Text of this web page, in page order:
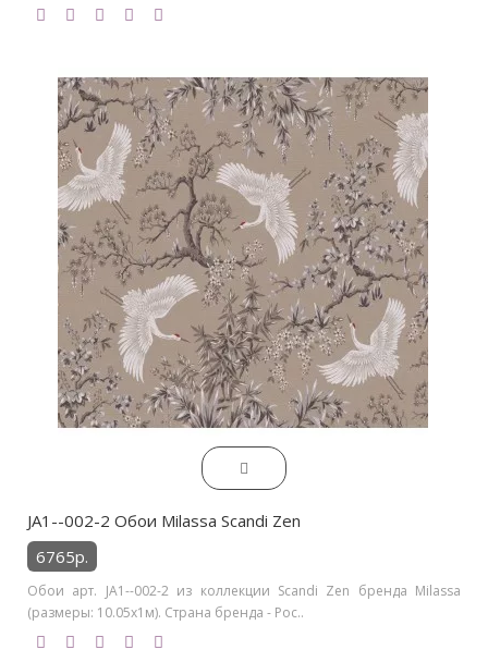
JA1--002-2 Обои Milassa Scandi Zen
6765р.
Обои арт. JA1--002-2 из коллекции Scandi Zen бренда Milassa
(размеры: 10.05х1м). Страна бренда - Рос..